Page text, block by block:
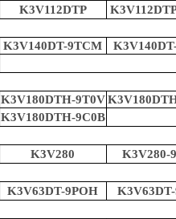
K3V112DTP
K3V140DT-9TCM
K3V180DTH-9T0V
K3V180DTH-9C0B
K3V280 K3V280-
K3V63DT-9POH